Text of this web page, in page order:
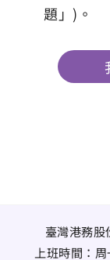
題」)。
臺灣港務
上班時間：